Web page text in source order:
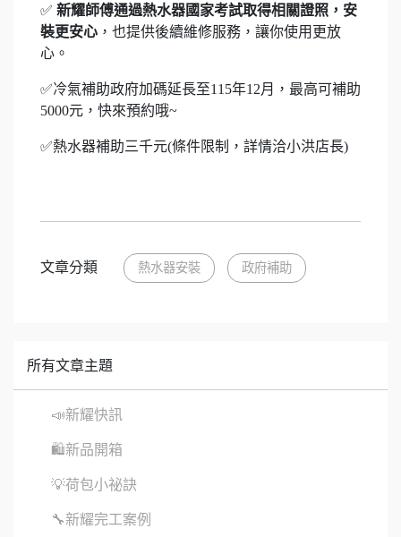
✅ 新耀師傅通過熱水器國家考試取得相關證照，安
裝更安心 ，也提供後續維修服務，讓你使用更放
心。
✅冷氣補助政府加碼延長至115年12月，最高可補助
5000元，快來預約哦~
✅熱水器補助三千元(條件限制，詳情洽小洪店長)
文章分類 熱水器安裝 政府補助
所有文章主題
📣新耀快訊
🛍新品開箱
💡荷包小祕訣
🔧新耀完工案例